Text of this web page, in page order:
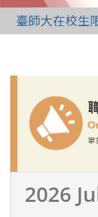
臺師大在校生
2026